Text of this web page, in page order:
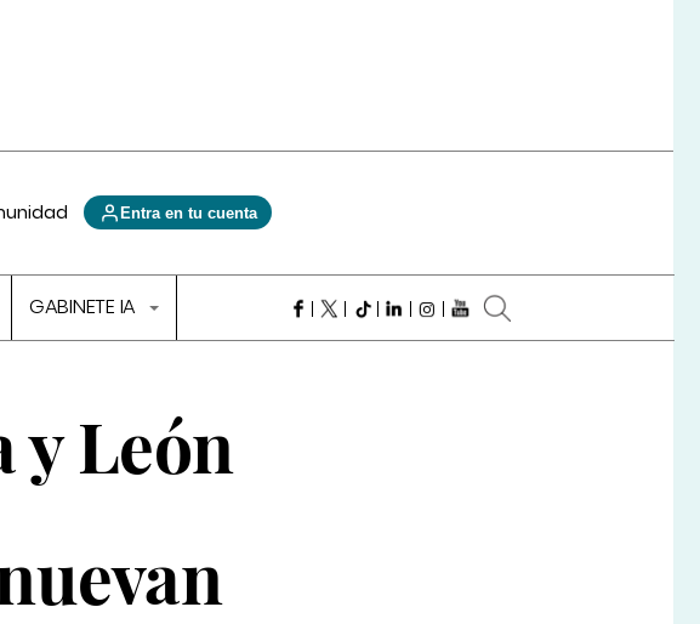
Entra en tu cuenta
GABINETE IA
y León